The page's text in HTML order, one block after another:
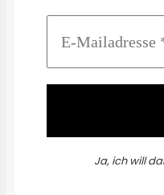
Ja, ich will